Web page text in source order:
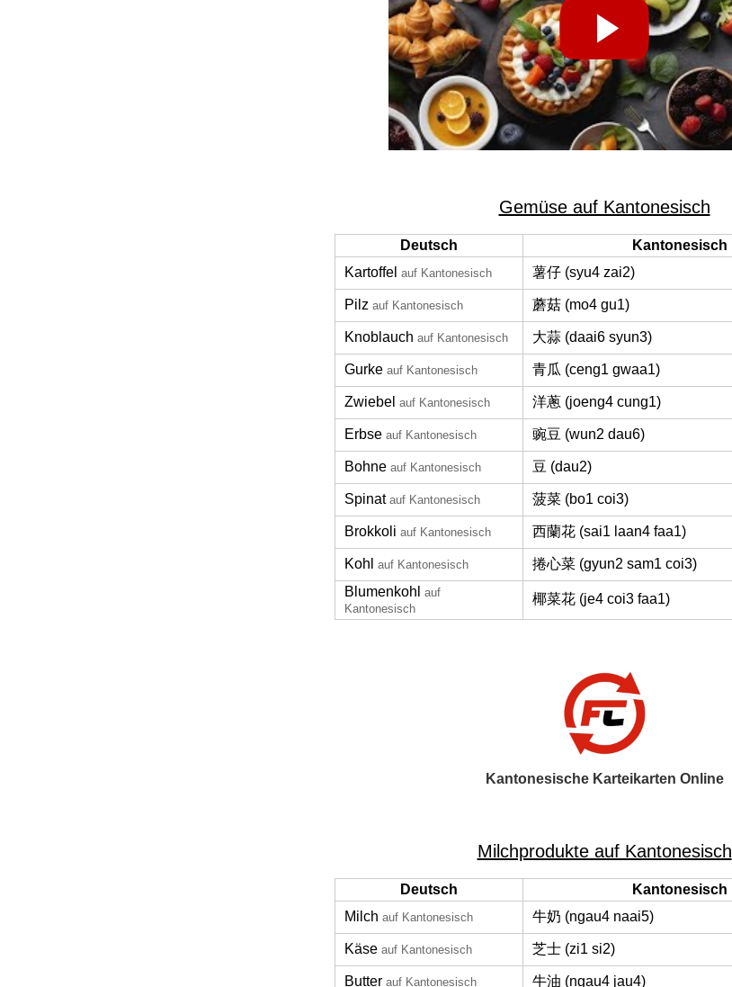
Gemüse auf Kantonesisch
Deutsch
Kantonesisch
Kartoffel auf Kantonesisch 薯仔 (syu4 zai2)
Pilz auf Kantonesisch 蘑菇 (mo4 gu1)
Knoblauch auf Kantonesisch 大蒜 (daai6 syun3)
Gurke auf Kantonesisch 青瓜 (ceng1 gwaa1)
Zwiebel auf Kantonesisch 洋蔥 (joeng4 cung1)
Erbse auf Kantonesisch 豌豆 (wun2 dau6)
Bohne auf Kantonesisch 豆 (dau2)
Spinat auf Kantonesisch 菠菜 (bo1 coi3)
Brokkoli auf Kantonesisch 西蘭花 (sai1 laan4 faa1)
Kohl auf Kantonesisch
捲心菜 (gyun2 sam1 coi3)
Blumenkohl auf
Kantonesisch
椰菜花 (je4 coi3 faa1)
Kantonesische Karteikarten Online
Milchprodukte auf Kantonesisch
Deutsch
Kantonesisch
Milch auf Kantonesisch 牛奶 (ngau4 naai5)
Käse auf Kantonesisch 芝士 (zi1 si2)
Butter auf Kantonesisch 牛油 (ngau4 jau4)